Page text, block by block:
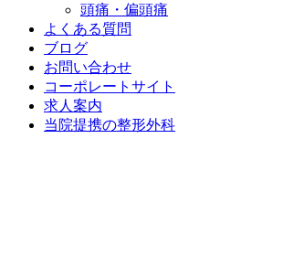
頭痛・偏頭痛
よくある質問
ブログ
お問い合わせ
コーポレートサイト
求人案内
当院提携の整形外科